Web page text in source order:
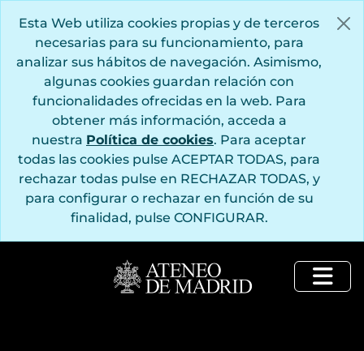
Esta Web utiliza cookies propias y de terceros
necesarias para su funcionamiento, para
analizar sus hábitos de navegación. Asimismo,
algunas cookies guardan relación con
funcionalidades ofrecidas en la web. Para
obtener más información, acceda a
nuestra Política de cookies. Para aceptar
todas las cookies pulse ACEPTAR TODAS, para
rechazar todas pulse en RECHAZAR TODAS, y
para configurar o rechazar en función de su
finalidad, pulse CONFIGURAR.